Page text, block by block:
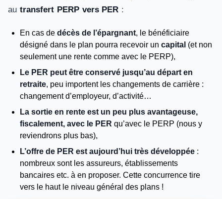
au transfert PERP vers PER :
En cas de décès de l’épargnant, le bénéficiaire
désigné dans le plan pourra recevoir un capital (et non
seulement une rente comme avec le PERP),
Le PER peut être conservé jusqu’au départ en
retraite, peu importent les changements de carrière :
changement d’employeur, d’activité…
La sortie en rente est un peu plus avantageuse,
fiscalement, avec le PER qu’avec le PERP (nous y
reviendrons plus bas),
L’offre de PER est aujourd’hui très développée :
nombreux sont les assureurs, établissements
bancaires etc. à en proposer. Cette concurrence tire
vers le haut le niveau général des plans !